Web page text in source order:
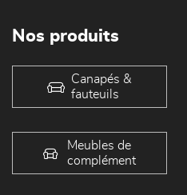
Nos produits
Canapés &
fauteuils
Meubles de
complément